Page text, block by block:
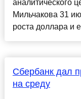
аналитического
Мильчакова 31
роста доллара и
Сбербанк дал
на среду